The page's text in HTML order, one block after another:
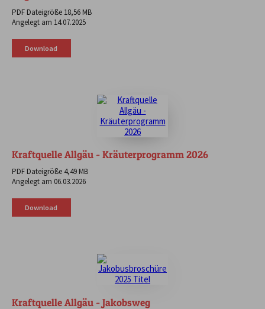
PDF Dateigröße 18,56 MB
Angelegt am 14.07.2025
Download
Kraftquelle Allgäu - Kräuterprogramm 2026
PDF Dateigröße 4,49 MB
Angelegt am 06.03.2026
Download
Kraftquelle Allgäu - Jakobsweg